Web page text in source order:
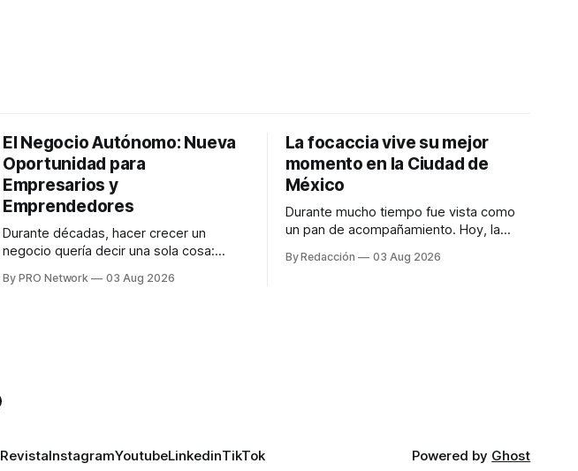
El Negocio Autónomo: Nueva
Oportunidad para
Empresarios y
Emprendedores
Durante décadas, hacer crecer un
negocio quería decir una sola cosa:
anuncios, un especialista en marketing
By PRO Network 03 Aug 2026
La focaccia vive su mejor
momento en la Ciudad de
México
Durante mucho tiempo fue vista como
un pan de acompañamiento. Hoy, la
platillos favoritos de quienes buscan
By Redacción 03 Aug 2026
RevistaInstagramYoutubeLinkedinTikTok Powered by Ghost